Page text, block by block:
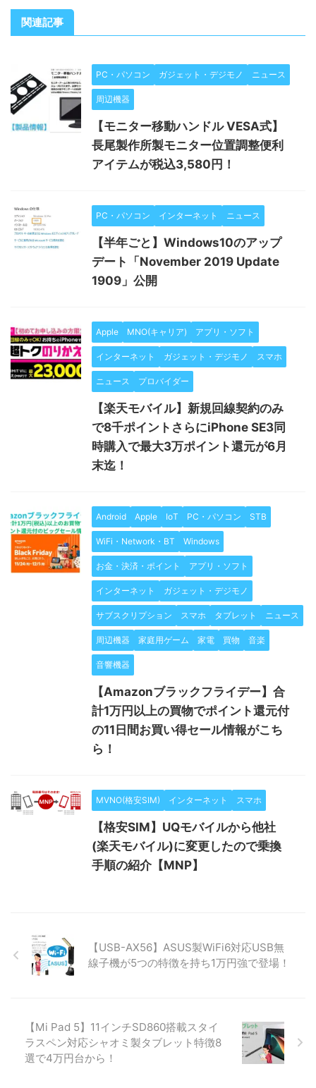
関連記事
PC・パソコン ガジェット・デジモノ ニュース
周辺機器
【モニター移動ハンドル VESA式】
長尾製作所製モニター位置調整便利
アイテムが税込3,580円！
PC・パソコン インターネット ニュース
【半年ごと】Windows10のアップ
デート「November 2019 Update
1909」公開
Apple MNO(キャリア) アプリ・ソフト
インターネット ガジェット・デジモノ スマホ
ニュース プロバイダー
【楽天モバイル】新規回線契約のみ
で8千ポイントさらにiPhone SE3同
時購入で最大3万ポイント還元が6月
末迄！
Android Apple IoT PC・パソコン STB
WiFi・Network・BT Windows
お金・決済・ポイント アプリ・ソフト
インターネット ガジェット・デジモノ
サブスクリプション スマホ タブレット ニュース
周辺機器 家庭用ゲーム 家電 買物 音楽
音響機器
【Amazonブラックフライデー】合
計1万円以上の買物でポイント還元付
の11日間お買い得セール情報がこち
ら！
MVNO(格安SIM) インターネット スマホ
【格安SIM】UQモバイルから他社
(楽天モバイル)に変更したので乗換
手順の紹介【MNP】
【USB-AX56】ASUS製WiFi6対応USB無
線子機が5つの特徴を持ち1万円強で登場！
【Mi Pad 5】11インチSD860搭載スタイ
ラスペン対応シャオミ製タブレット特徴8
選で4万円台から！